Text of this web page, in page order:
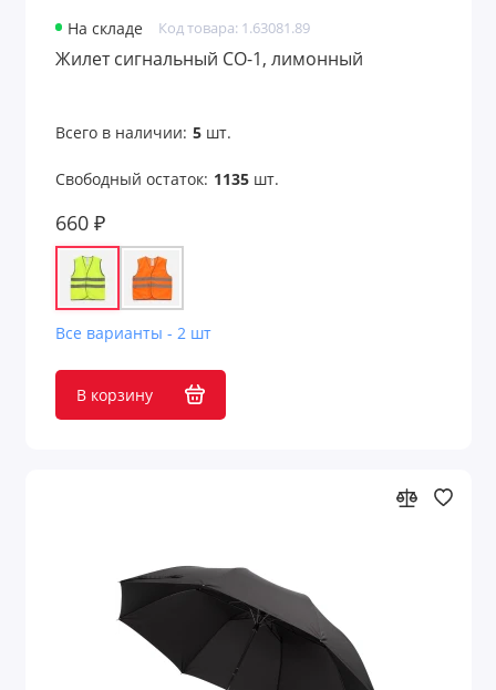
Портмоне
Развлекательные игры
Расчески
Садовые аксессуары
Складные ножи
На складе Код товара: 1.63081.89
Жилет сигнальный СО-1, лимонный
Всего в наличии: 5шт.
Свободный остаток: 1135шт.
660 ₽
Все варианты - 2 шт
В корзину